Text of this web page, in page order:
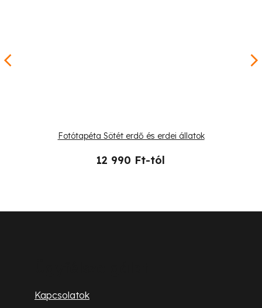
Fotótapéta Sötét erdő és erdei állatok
12 990 Ft-tól
Kapcsolatok